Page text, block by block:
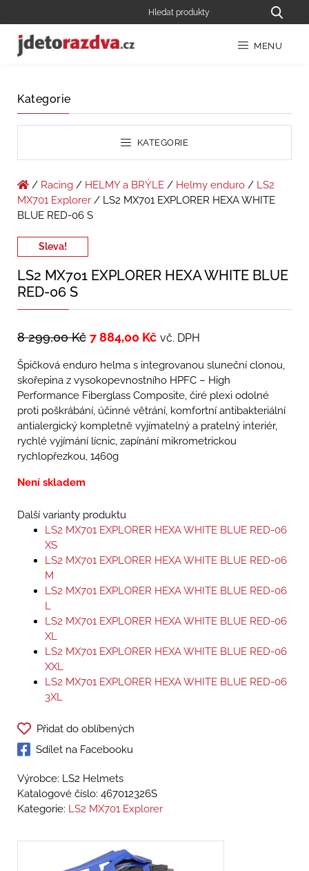
MENU
Kategorie
KATEGORIE
/ Racing / HELMY a BRÝLE / Helmy enduro / LS2
MX701 Explorer / LS2 MX701 EXPLORER HEXA WHITE
BLUE RED-06 S
Sleva!
LS2 MX701 EXPLORER HEXA WHITE BLUE
RED-06 S
8 299,00Kč 7 884,00 Kč vč. DPH
Špičková enduro helma s integrovanou sluneční clonou,
skořepina z vysokopevnostního HPFC – High
Performance Fiberglass Composite, čiré plexi odolné
proti poškrábání, účinné větrání, komfortní antibakteriální
antialergický kompletně vyjímatelný a pratelný interiér,
rychlé vyjímání lícnic, zapínání mikrometrickou
rychlopřezkou, 1460g
Není skladem
Další varianty produktu
LS2 MX701 EXPLORER HEXA WHITE BLUE RED-06
XS
LS2 MX701 EXPLORER HEXA WHITE BLUE RED-06
M
LS2 MX701 EXPLORER HEXA WHITE BLUE RED-06
L
LS2 MX701 EXPLORER HEXA WHITE BLUE RED-06
XL
LS2 MX701 EXPLORER HEXA WHITE BLUE RED-06
XXL
LS2 MX701 EXPLORER HEXA WHITE BLUE RED-06
3XL
Přidat do oblíbených
Sdílet na Facebooku
Výrobce: LS2 Helmets
Katalogové číslo: 467012326S
Kategorie: LS2 MX701 Explorer